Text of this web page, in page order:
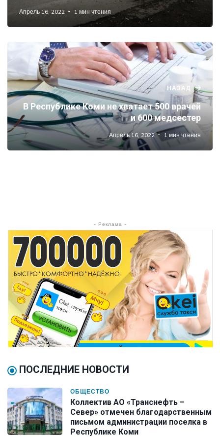
Апрель 16, 2022 1 мин чтения
НАЗАД
В Республике Коми не хватает 500 врачей
и 600 медсестер
Апрель 16, 2022 1 мин чтения
- Реклама -
ПОСЛЕДНИЕ НОВОСТИ
ОБЩЕСТВО
Коллектив АО «Транснефть –
Север» отмечен благодарственным
письмом администрации поселка в
Республике Коми